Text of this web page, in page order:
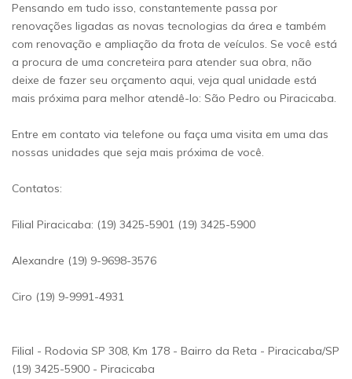
Pensando em tudo isso, constantemente passa por
renovações ligadas as novas tecnologias da área e também
com renovação e ampliação da frota de veículos. Se você está
a procura de uma concreteira para atender sua obra, não
deixe de fazer seu orçamento aqui, veja qual unidade está
mais próxima para melhor atendê-lo: São Pedro ou Piracicaba.
Entre em contato via telefone ou faça uma visita em uma das
nossas unidades que seja mais próxima de você.
Contatos:
Filial Piracicaba: (19) 3425-5901 (19) 3425-5900
Alexandre (19) 9-9698-3576
Ciro (19) 9-9991-4931
Filial - Rodovia SP 308, Km 178 - Bairro da Reta - Piracicaba/SP
(19) 3425-5900 - Piracicaba